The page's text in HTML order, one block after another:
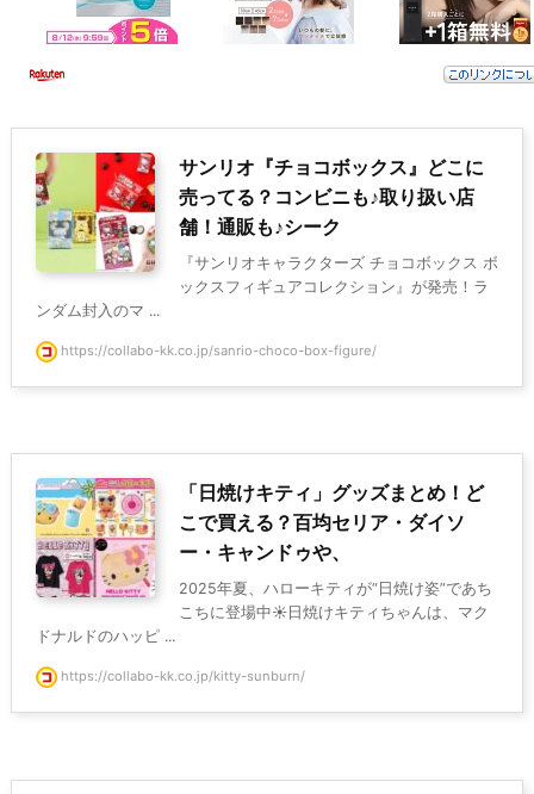
サンリオ『チョコボックス』どこに
売ってる？コンビニも♪取り扱い店
舗！通販も♪シーク
『サンリオキャラクターズ チョコボックス ボ
ックスフィギュアコレクション』が発売！ラ
ンダム封入のマ ...
https://collabo-kk.co.jp/sanrio-choco-box-figure/
「日焼けキティ」グッズまとめ！ど
こで買える？百均セリア・ダイソ
ー・キャンドゥや、
2025年夏、ハローキティが“日焼け姿”であち
こちに登場中☀️日焼けキティちゃんは、マク
ドナルドのハッピ ...
https://collabo-kk.co.jp/kitty-sunburn/